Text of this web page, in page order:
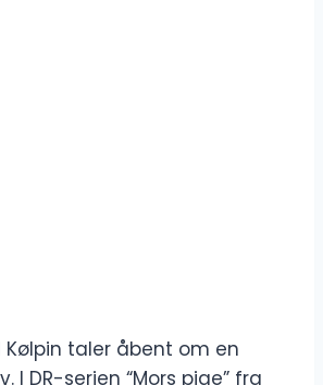
Kølpin taler åbent om en
I DR-serien “Mors pige” fra